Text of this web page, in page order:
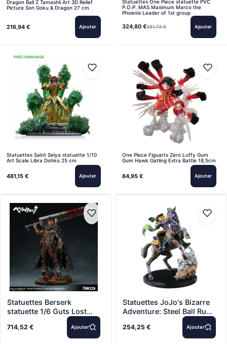
Dragon Ball Z Tamashii Art 3D Relief
Picture Son Goku & Dragon 27 cm
216,94 € Ajouter
Statuettes One Piece statuette PVC
P.O.P. MAS Maximum Marco the
Phoenix Leader of 1st group
324,80 €381,73 € Ajouter
PRÉCOMMANDE
Statuettes Saint Seiya statuette 1/10
Art Scale Libra Dohko 25 cm
481,15 € Ajouter
One Piece Figuarts Zero Luffy Gum
Gum Hawk Gatling Extra Battle 18,5cm
84,95 € Ajouter
Statuettes Berserk
statuette 1/6 Guts Lost
Children Arc The Black
Swordsman Redecoration
714,52 € Ajouter
Statuettes JoJo's Bizarre
Adventure: Steel Ball Run
figurine Gyro Zeppeli &
Valkyrie 31 cm
254,25 € Ajouter